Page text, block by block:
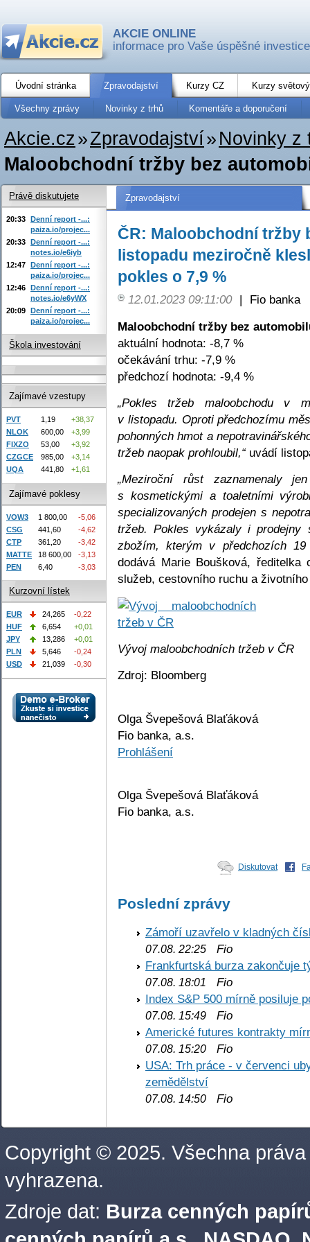
AKCIE ONLINE
informace pro Vaše úspěšné investice
Úvodní stránka Zpravodajství Kurzy CZ Kurzy
Všechny zprávy Novinky z trhů Komentáře a doporučení
Akcie.cz»Zpravodajství» Novinky z
Maloobchodní tržby bez
Zpravodajství
ČR: Maloobchodní tržby
listopadu meziročně
pokles o 7,9 %
12.01.2023 09:11:00 |
Fio banka
Maloobchodní tržby bez
aktuální hodnota: -8,7 %
očekávání trhu: -7,9 %
předchozí hodnota: -9,4 %
„Pokles tržeb maloobchodu v
v listopadu. Oproti předchozímu
pohonných hmot a
tržeb naopak prohloubil,“ uvádí
„Meziroční růst zaznamenaly
s kosmetickými a toaletními
specializovaných prodejen s
tržeb. Pokles vykázaly i prodejny
zbožím, kterým v předchozích
dodává Marie Boušková, ředitelka
služeb, cestovního ruchu a
Vývoj maloobchodních tržeb v ČR
Zdroj: Bloomberg
Olga Švepešová Blaťáková
Fio banka, a.s.
Prohlášení
Olga Švepešová Blaťáková
Fio banka, a.s.
Diskutovat
Poslední zprávy
Zámoří uzavřelo v kladných
07.08. 22:25 Fio
Frankfurtská burza zakončuje
07.08. 18:01
Fio
Index S&P 500 mírně posiluje
07.08. 15:49 Fio
Americké futures kontrakty
07.08. 15:20 Fio
USA: Trh práce - v červenci
zemědělství
07.08. 14:50 Fio
Právě diskutujete
20:33 Denní report -...:
paiza.io/projec...
20:33 Denní report -...:
notes.io/e6iyb
12:47 Denní report -...:
paiza.io/projec...
12:46 Denní report -...:
notes.io/e6yWX
20:09 Denní report -...:
paiza.io/projec...
Škola investování
Zajímavé vzestupy
PVT 1,19
+38,37
NLOK
600,00
+3,99
FIXZO
53,00
+3,92
CZGCE
985,00
+3,14
UQA
441,80 +1,61
Zajímavé poklesy
VOW3 1 800,00
-5,06
CSG
441,60
-4,62
CTP
361,20
-3,42
MATTE
18 600,00
-3,13
PEN
6,40 -3,03
Kurzovní lístek
EUR 24,265
-0,22
HUF
6,654
+0,01
JPY
13,286
+0,01
PLN
5,646
-0,24
USD
21,039 -0,30
Copyright © 2025. Všechna práva
vyhrazena.
Zdroje dat: Burza cenných